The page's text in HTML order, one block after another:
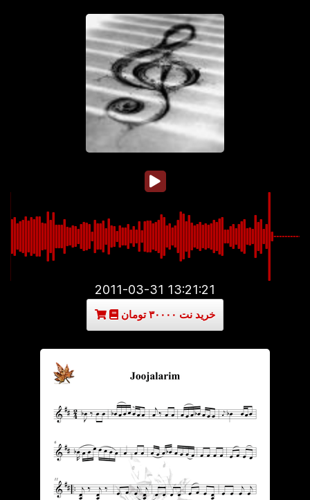
2011-03-31 13:21:21
خرید نت ۳۰۰۰۰ تومان